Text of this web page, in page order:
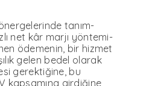
tanım­
net kâr marjı yöntemi­
ödemenin, bir hizmet
gelen bedel olarak
gerektiğine, bu
kapsamına girdiğine